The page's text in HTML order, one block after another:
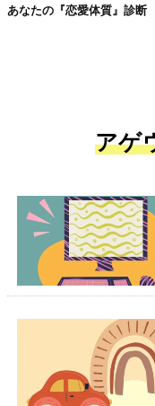
あなたの『恋愛体質』診断
アゲ